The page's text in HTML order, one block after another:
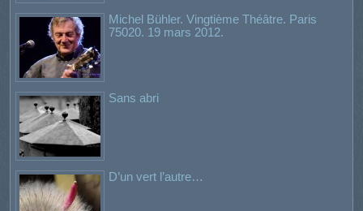
Michel Bühler. Vingtième Théâtre. Paris
75020. 19 mars 2012.
Sans abri
D’un vert l’autre…